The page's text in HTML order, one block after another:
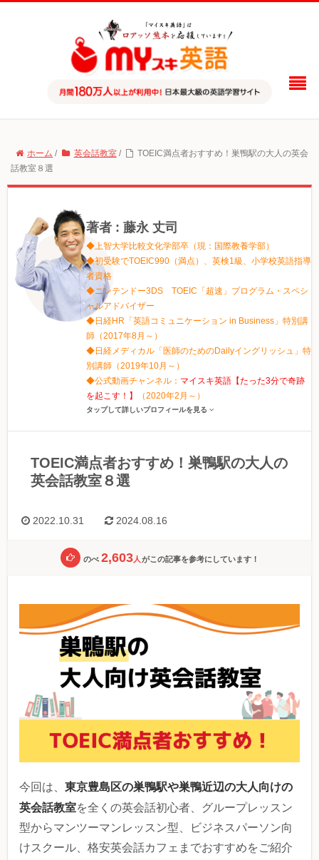
ホーム / 英会話教室 /
TOEIC満点者おすすめ！巣鴨駅の大人の英会
話教室８選
著者 : 藤永 丈司
◆上智大学比較文化学部卒（現：国際教養学部）
◆初受験でTOEIC990（満点）、英検1級、小学校英語指導
者資格
◆ニンテンドー3DS TOEIC「超速」プログラム・スペシ
ャルアドバイザー
◆日経HR「英語コミュニケーション in Business」特別講
師（2017年8月～）
◆日経メディカル「医師のためのDailyイングリッシュ」特
別講師（2019年10月～）
◆公式動画チャンネル： マイスキ英語【たった3分で奇跡
を起こす！】
（2020年2月～）
タップして詳しいプロフィールを見る
TOEIC満点者おすすめ！巣鴨駅の大人の
英会話教室８選
2022.10.31 2024.08.16
のべ 2,603人 がこの記事を参考にしています！
今回は、 東京豊島区の巣鴨駅や巣鴨近辺の大人向けの
英会話教室を全くの英会話初心者、グループレッスン
型からマンツーマンレッスン型、ビジネスパーソン向
けスクール、格安英会話カフェまでおすすめをご紹介